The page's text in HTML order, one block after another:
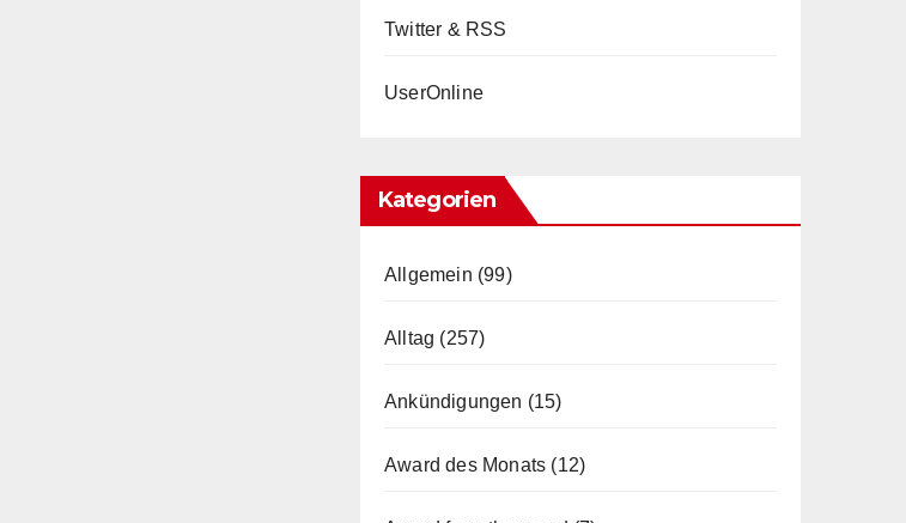
Twitter & RSS
UserOnline
Kategorien
Allgemein (99)
Alltag (257)
Ankündigungen (15)
Award des Monats (12)